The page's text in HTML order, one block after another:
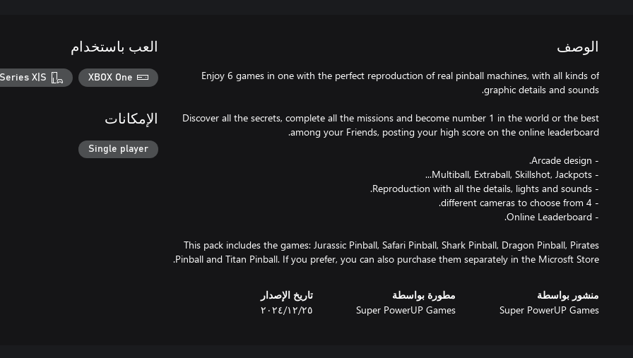
الوصف
Enjoy 6 games in one with the perfect reproduction of real pinball machines, with all kinds of
Discover all the secrets, complete all the missions and become number 1 in the world or the best
This pack includes the games: Jurassic Pinball, Safari Pinball, Shark Pinball, Dragon Pinball, Pirates
Pinball and Titan Pinball. If you prefer, you can also purchase them separately in the Microsft Store.
منشور بواسطة
Super PowerUP Games
مطورة بواسطة
Super PowerUP Games
تاريخ الإصدار
٢٥‏/١٢‏/٢٠٢٤
العب باستخدام
XBOX One
X|S
الإمكانات
Single player